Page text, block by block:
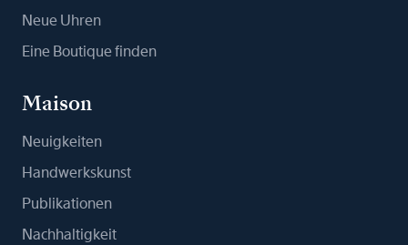
Neue Uhren
Eine Boutique finden
Maison
Neuigkeiten
Handwerkskunst
Publikationen
Nachhaltigkeit